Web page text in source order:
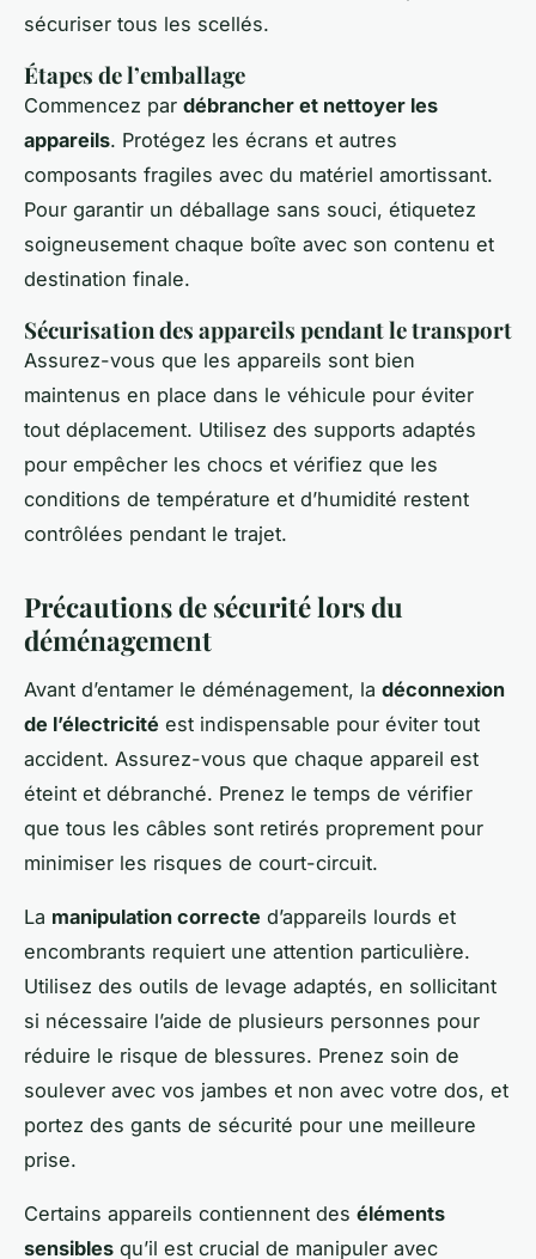
sécuriser tous les scellés.
Étapes de l’emballage
Commencez par débrancher et nettoyer les
appareils. Protégez les écrans et autres
composants fragiles avec du matériel amortissant.
Pour garantir un déballage sans souci, étiquetez
soigneusement chaque boîte avec son contenu et
destination finale.
Sécurisation des appareils pendant le transport
Assurez-vous que les appareils sont bien
maintenus en place dans le véhicule pour éviter
tout déplacement. Utilisez des supports adaptés
pour empêcher les chocs et vérifiez que les
conditions de température et d’humidité restent
contrôlées pendant le trajet.
Précautions de sécurité lors du
déménagement
Avant d’entamer le déménagement, la déconnexion
de l’électricité est indispensable pour éviter tout
accident. Assurez-vous que chaque appareil est
éteint et débranché. Prenez le temps de vérifier
que tous les câbles sont retirés proprement pour
minimiser les risques de court-circuit.
La manipulation correcte d’appareils lourds et
encombrants requiert une attention particulière.
Utilisez des outils de levage adaptés, en sollicitant
si nécessaire l’aide de plusieurs personnes pour
réduire le risque de blessures. Prenez soin de
soulever avec vos jambes et non avec votre dos, et
portez des gants de sécurité pour une meilleure
prise.
Certains appareils contiennent des éléments
sensibles qu’il est crucial de manipuler avec